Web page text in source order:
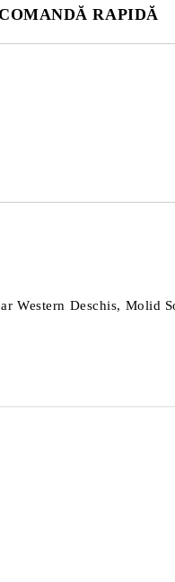
RAPIDĂ
Deschis, Molid